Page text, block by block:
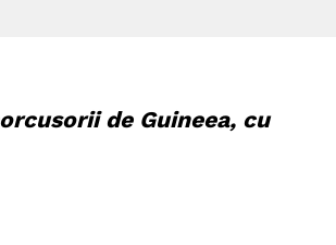
de Guineea, cu